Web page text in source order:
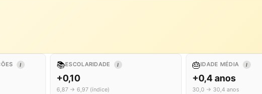
I 📚ESCOLARIDADE I
+0,10
6,87 → 6,97 (índice)
🎂IDADE MÉDIA I
+0,4 anos
30,0 → 30,4 anos